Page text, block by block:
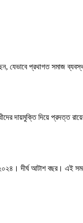
যেভাবে প্রথাগত সমাজ
দায়মুক্তি দিয়ে প্রদত্ত
দীর্ঘ আটাশ বছর। এই